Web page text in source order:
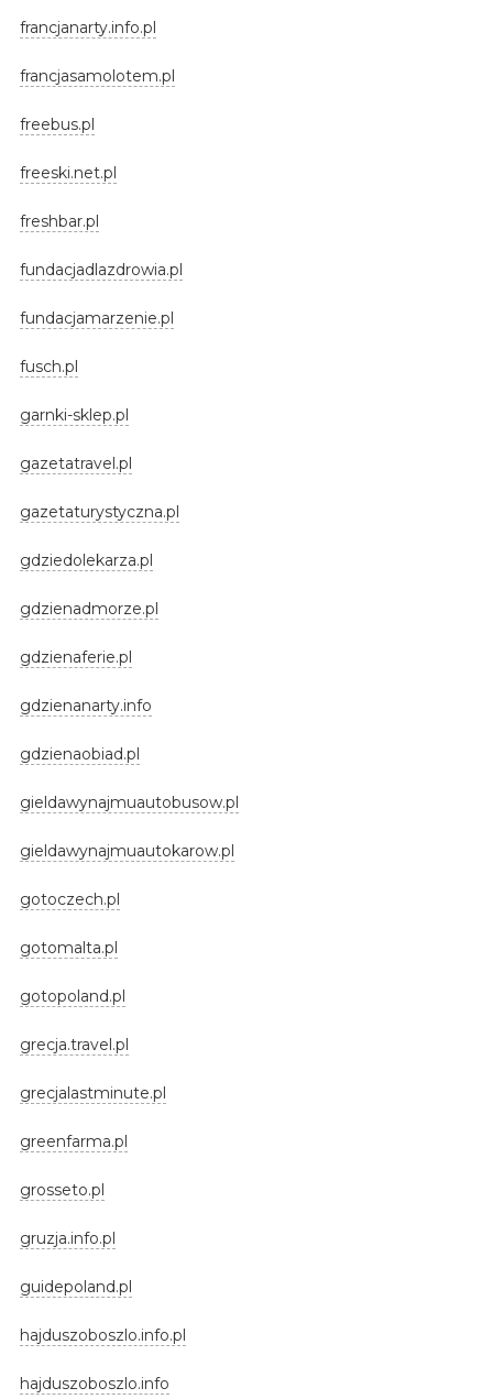
francjanarty.info.pl
francjasamolotem.pl
freebus.pl
freeski.net.pl
freshbar.pl
fundacjadlazdrowia.pl
fundacjamarzenie.pl
fusch.pl
garnki-sklep.pl
gazetatravel.pl
gazetaturystyczna.pl
gdziedolekarza.pl
gdzienadmorze.pl
gdzienaferie.pl
gdzienanarty.info
gdzienaobiad.pl
gieldawynajmuautobusow.pl
gieldawynajmuautokarow.pl
gotoczech.pl
gotomalta.pl
gotopoland.pl
grecja.travel.pl
grecjalastminute.pl
greenfarma.pl
grosseto.pl
gruzja.info.pl
guidepoland.pl
hajduszoboszlo.info.pl
hajduszoboszlo.info